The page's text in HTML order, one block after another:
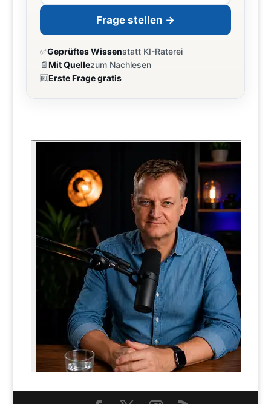
Frage stellen →
✅Geprüftes Wissenstatt KI-Raterei
📄Mit Quellezum Nachlesen
🆓Erste Frage gratis